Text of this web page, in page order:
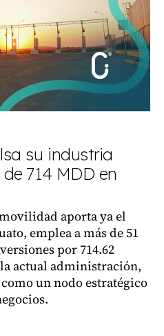
su industria
714 MDD en
aporta ya el
emplea a más de 51
por 714.62
actual administración,
un nodo estratégico